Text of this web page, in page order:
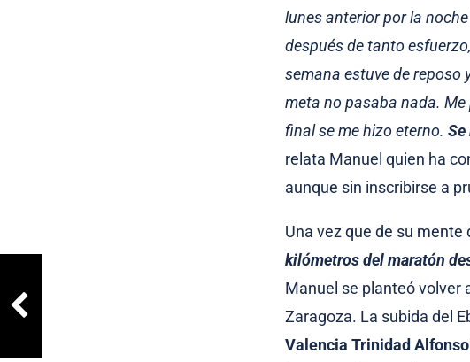
lunes anterior por la
después de tanto
semana estuve de reposo
meta no pasaba nada.
final se me hizo eterno. Se
relata Manuel quien ha
aunque sin inscribirse a
Una vez que de su mente
kilómetros del maratón
Manuel se planteó volver
Zaragoza. La subida del
Valencia Trinidad Alfonso